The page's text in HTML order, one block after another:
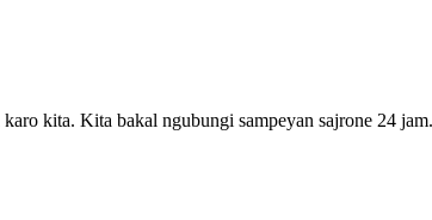
kita. Kita bakal ngubungi sampeyan sajrone 24